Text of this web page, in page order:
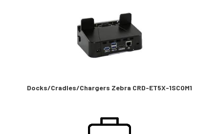
Docks/Cradles/Chargers Zebra CRD-ET5X-1SCOM1